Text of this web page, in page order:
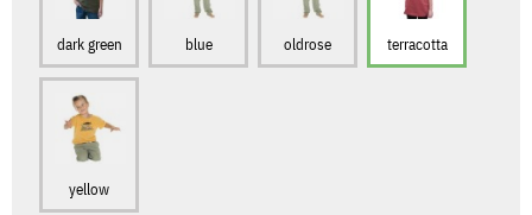
dark green blue oldrose terracotta
yellow